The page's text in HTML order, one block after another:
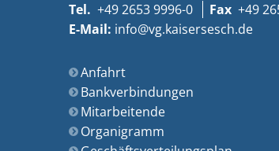
+49 2653 9996-0
+49
info@vg.kaisersesch.de
Anfahrt
Bankverbindungen
Mitarbeitende
Organigramm